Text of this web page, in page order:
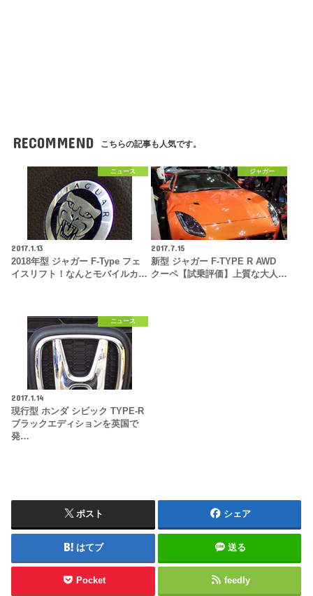
RECOMMEND こちらの記事も人気です。
ニュース
2017.1.13
2018年型 ジャガー F-Type フェ
イスリフト！なんとモバイルカ…
ジャガー
2017.7.15
新型 ジャガー F-TYPE R AWD
クーペ【試乗評価】上質な大人…
ニュース
2017.1.14
現行型 ホンダ シビック TYPE-R
ブラックエディションを英国で
発…
ポスト シェア
はてブ 送る
Pocket feedly